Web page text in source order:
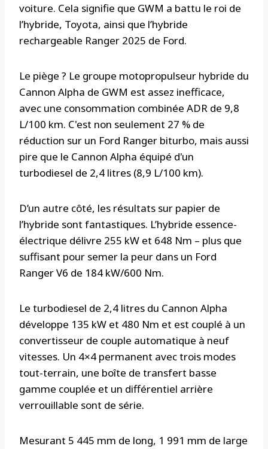
voiture. Cela signifie que GWM a battu le roi de
l’hybride, Toyota, ainsi que l’hybride
rechargeable Ranger 2025 de Ford.
Le piège ? Le groupe motopropulseur hybride du
Cannon Alpha de GWM est assez inefficace,
avec une consommation combinée ADR de 9,8
L/100 km. C'est non seulement 27 % de
réduction sur un Ford Ranger biturbo, mais aussi
pire que le Cannon Alpha équipé d'un
turbodiesel de 2,4 litres (8,9 L/100 km).
D’un autre côté, les résultats sur papier de
l’hybride sont fantastiques. L’hybride essence-
électrique délivre 255 kW et 648 Nm – plus que
suffisant pour semer la peur dans un Ford
Ranger V6 de 184 kW/600 Nm.
Le turbodiesel de 2,4 litres du Cannon Alpha
développe 135 kW et 480 Nm et est couplé à un
convertisseur de couple automatique à neuf
vitesses. Un 4×4 permanent avec trois modes
tout-terrain, une boîte de transfert basse
gamme couplée et un différentiel arrière
verrouillable sont de série.
Mesurant 5 445 mm de long, 1 991 mm de large